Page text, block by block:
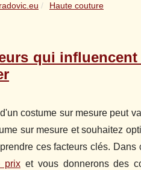
Haute couture
qui
costume sur mesure peut
sur mesure et souhaitez
ces facteurs clés.
prixet vous donnerons des